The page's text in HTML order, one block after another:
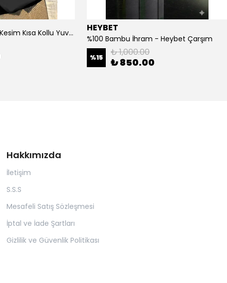
[ ] Hafif Kadın | Bol Kesim Kısa Kollu Yuvarlak Yaka Eğlenceli Karikatür Ayı ve - Siyah HEYBET
%100 Bambu İhram - Heybet Çarşım
%15 ₺ 1,000.00
₺ 850.00
Hakkımızda
İletişim
S.S.S
Mesafeli Satış Sözleşmesi
İptal ve İade Şartları
Gizlilik ve Güvenlik Politikası